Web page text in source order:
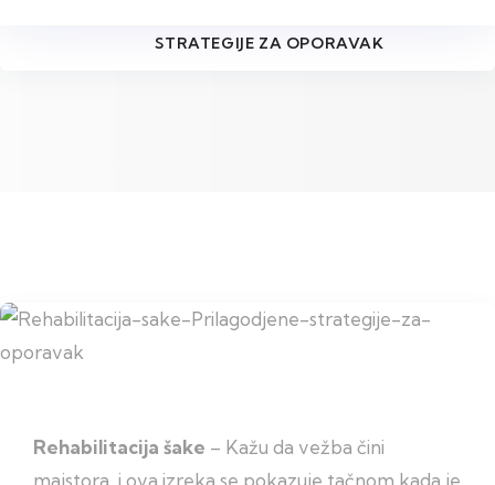
STRATEGIJE ZA OPORAVAK
Rehabilitacija šake – Kažu da vežba čini
majstora, i ova izreka se pokazuje tačnom kada je